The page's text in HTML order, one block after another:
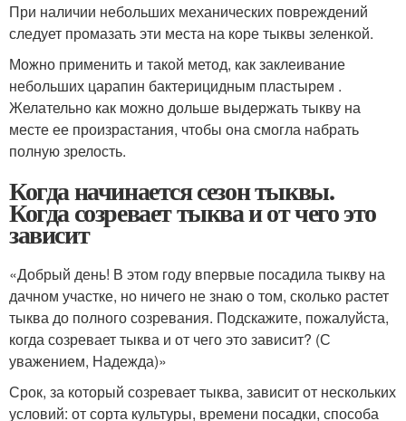
При наличии небольших механических повреждений
следует промазать эти места на коре тыквы зеленкой.
Можно применить и такой метод, как заклеивание
небольших царапин бактерицидным пластырем .
Желательно как можно дольше выдержать тыкву на
месте ее произрастания, чтобы она смогла набрать
полную зрелость.
Когда начинается сезон тыквы.
Когда созревает тыква и от чего это
зависит
«Добрый день! В этом году впервые посадила тыкву на
дачном участке, но ничего не знаю о том, сколько растет
тыква до полного созревания. Подскажите, пожалуйста,
когда созревает тыква и от чего это зависит? (С
уважением, Надежда)»
Срок, за который созревает тыква, зависит от нескольких
условий: от сорта культуры, времени посадки, способа